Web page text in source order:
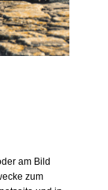
am Bild
zum